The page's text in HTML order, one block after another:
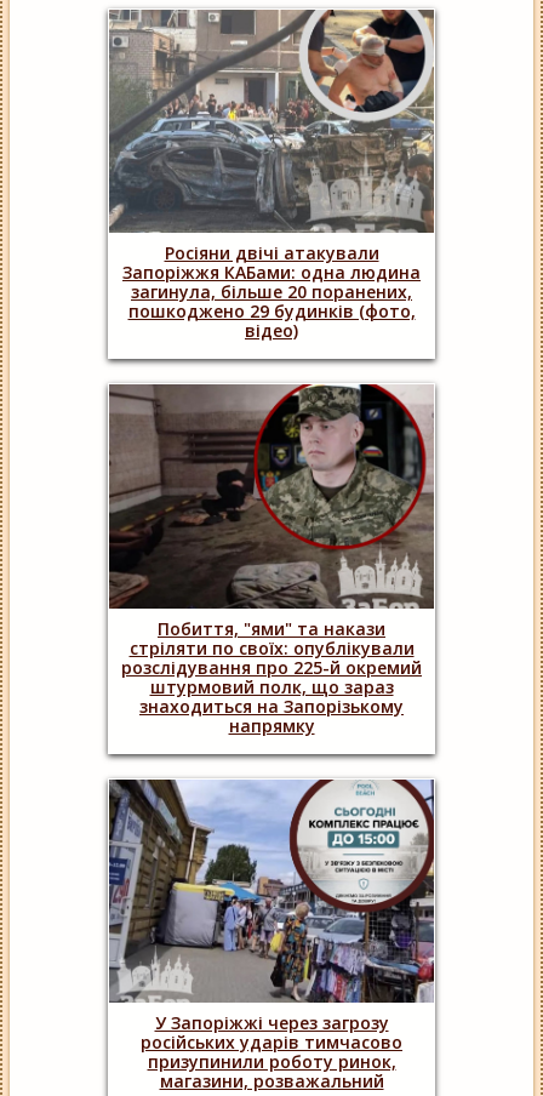
Росіяни двічі атакували
Запоріжжя КАБами: одна людина
загинула, більше 20 поранених,
пошкоджено 29 будинків (фото,
відео)
Побиття, "ями" та накази
стріляти по своїх: опублікували
розслідування про 225-й окремий
штурмовий полк, що зараз
знаходиться на Запорізькому
напрямку
У Запоріжжі через загрозу
російських ударів тимчасово
призупинили роботу ринок,
магазини, розважальний